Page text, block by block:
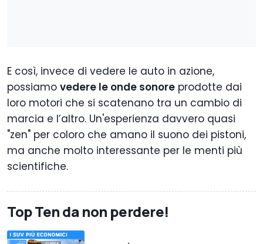
E così, invece di vedere le auto in azione,
possiamo vedere le onde sonore prodotte dai
loro motori che si scatenano tra un cambio di
marcia e l’altro. Un'esperienza davvero quasi
"zen" per coloro che amano il suono dei pistoni,
ma anche molto interessante per le menti più
scientifiche.
Top Ten da non perdere!